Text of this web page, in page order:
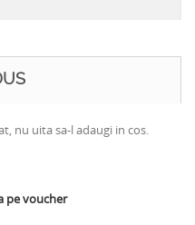
nu uita sa-l adaugi in cos.
pe voucher